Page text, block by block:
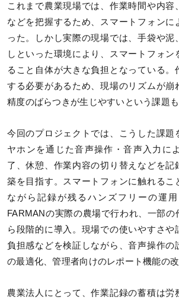
これまで農業現場では、作業時間や内容
などを把握するため、スマートフォンに
った。しかし実際の現場では、手袋や泥
しといった環境により、スマートフォン
ること自体が大きな負担となっている。
する必要があるため、現場のリズムが崩
精度のばらつきが生じやすいという課題も
今回のプロジェクトでは、こうした課題
ヤホンを通じた音声操作・音声入力に
了、休憩、作業内容の切り替えなどを記
築を目指す。スマートフォンに触れるこ
ながら記録が残るハンズフリーの運
FARMANの実際の農場で行われ、一部
ら段階的に導入。現場での使いやすさや
負担感などを検証しながら、音声操作の
の最適化、管理者向けのレポート機能の改
農業法人にとって、作業記録の蓄積は労